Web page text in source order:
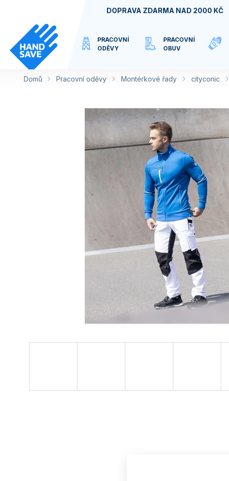
DOPRAVA ZDARMA NAD 2000 KČ
PRACOVNÍ
ODĚVY
PRACOVNÍ
OBUV
VIRTUÁLNÍ
Domů Pracovní oděvy Montérkové řady cityconic